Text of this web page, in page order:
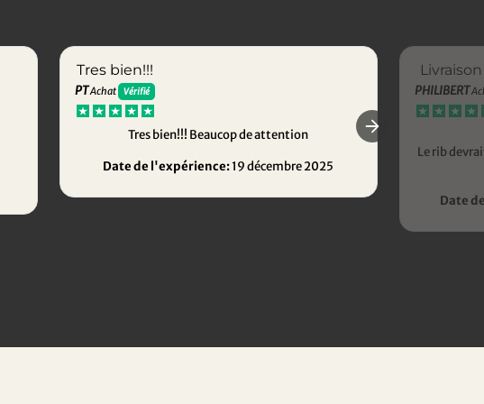
Tres bien!!!
PTAchat Vérifié
Tres bien!!! Beaucop de attention
Date de l'expérience:19 décembre 2025
PHILIBERT
Le rib
Date